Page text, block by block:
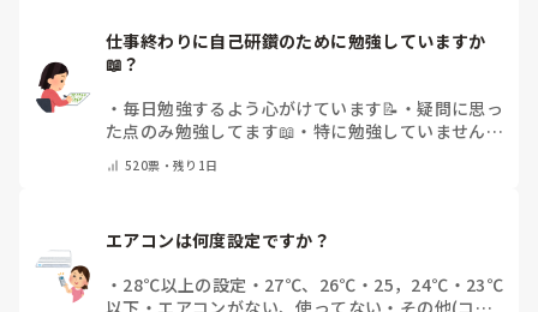
仕事終わりに自己研鑽のために勉強していますか
📖？
・ 毎日勉強するよう心がけています📝 ・疑問に思っ
た点のみ勉強してます📖 ・ 特に勉強していません・
520票・残り1日
エアコンは何度設定ですか？
・ 28℃以上の設定 ・ 27℃、26℃ ・ 25，24℃ ・ 23℃
以下 ・ エアコンがない、使ってない ・ その他(コメ